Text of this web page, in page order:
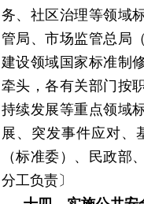
务、社区治理等领域
管局、市场监管总局
建设领域国家标准制
牵头，各有关部门按
持续发展等重点领域
展、突发事件应对、
（标准委）、民政部
分工负责〕